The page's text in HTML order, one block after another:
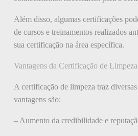
Além disso, algumas certificações
de cursos e treinamentos realizados
sua certificação na área específica.
Vantagens da Certificação de Limpeza
A certificação de limpeza traz
vantagens são:
– Aumento da credibilidade e